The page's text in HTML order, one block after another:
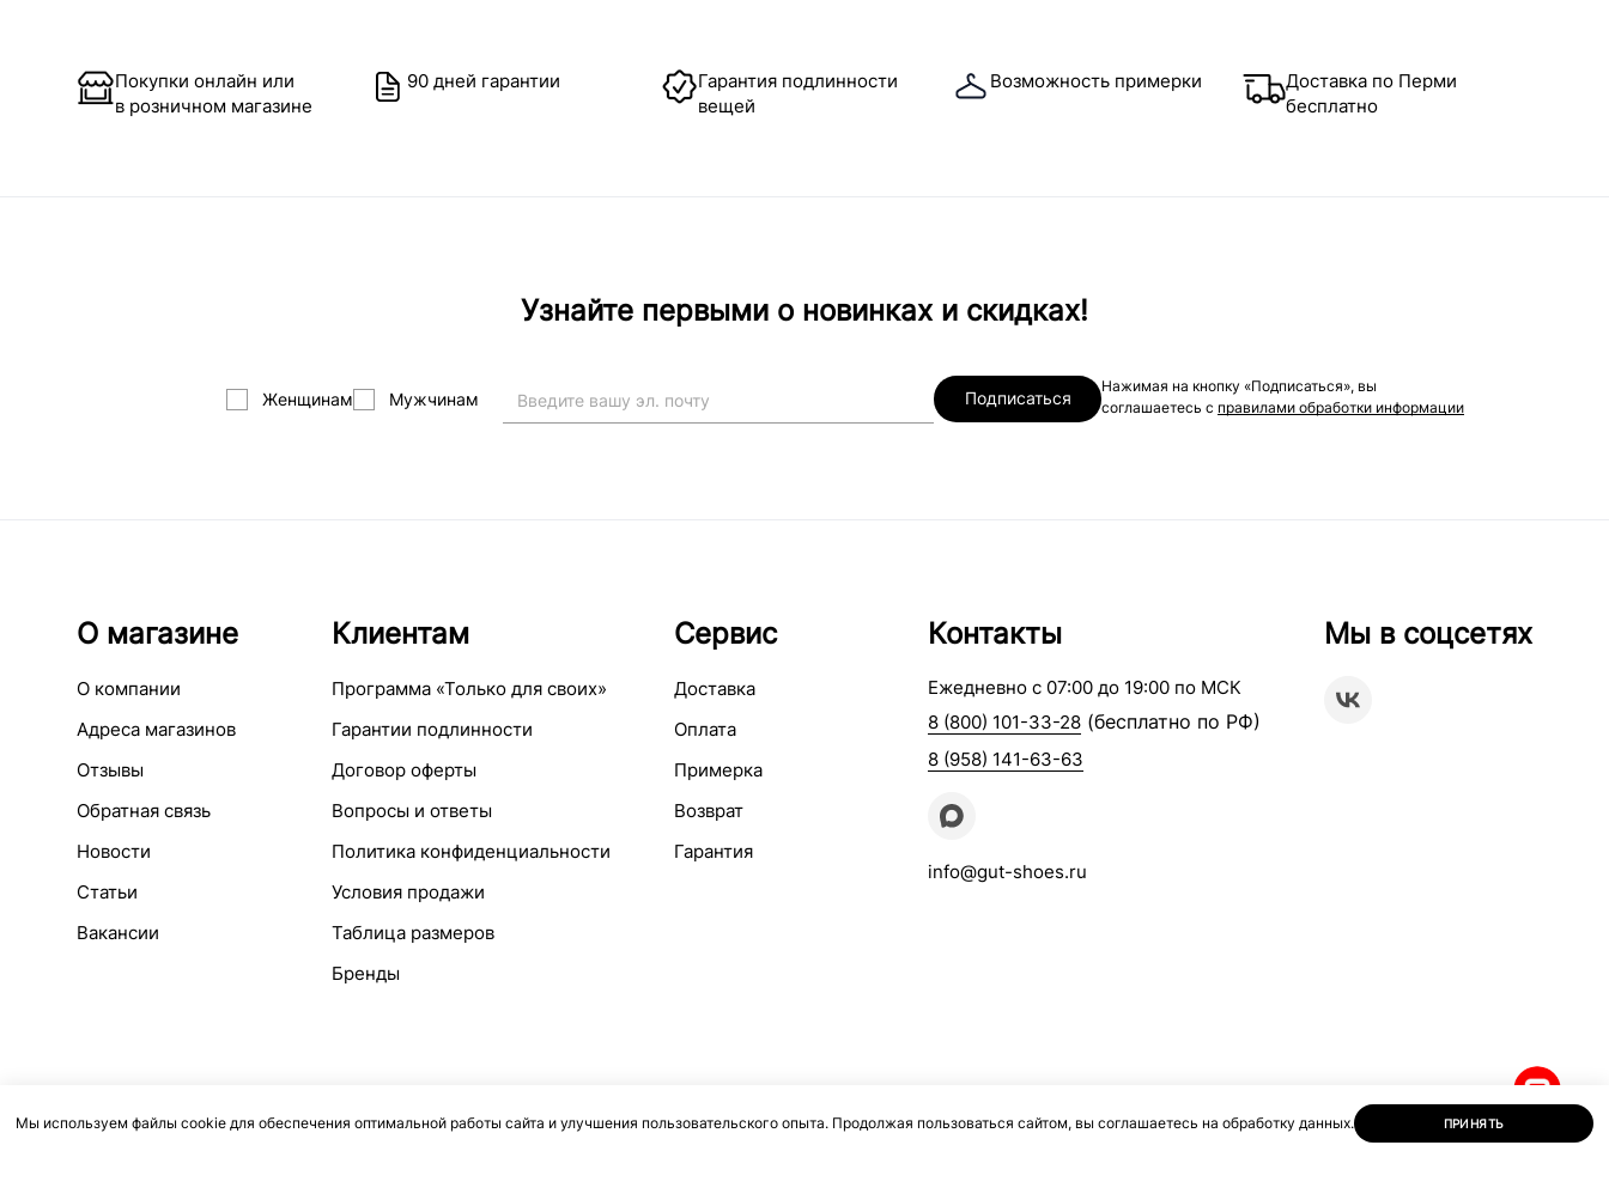
Покупки онлайн или
в розничном магазине
90 дней гарантии
Гарантия подлинности
вещей
Возможность примерки
Доставка по Перми
бесплатно
Узнайте первыми о новинках и скидках!
Женщинам Мужчинам Подписаться
Нажимая на кнопку «Подписаться», вы
соглашаетесь с правилами обработки информации
О магазине
О компании
Адреса магазинов
Отзывы
Обратная связь
Новости
Статьи
Вакансии
Клиентам
Программа «Только для своих»
Гарантии подлинности
Договор оферты
Вопросы и ответы
Политика конфиденциальности
Условия продажи
Таблица размеров
Бренды
Сервис
Доставка
Оплата
Примерка
Возврат
Гарантия
Контакты
Ежедневно с 07:00 до 19:00 по МСК
8 (800) 101-33-28 (бесплатно по РФ)
8 (958) 141-63-63
info@gut-shoes.ru
Мы в соцсетях
Мы используем файлы cookie для обеспечения оптимальной работы сайта и улучшения пользовательского опыта. Продолжая пользоваться сайтом, вы соглашаетесь на обработку данных. ПРИНЯТЬ